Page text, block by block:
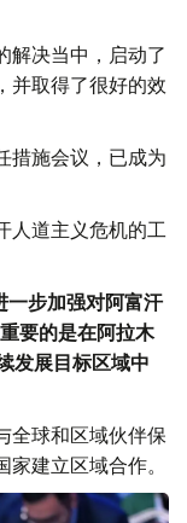
解决当中，启动了
并取得了很好的效
措施会议，已成为
人道主义危机的工
一步加强对阿富汗
要的是在阿拉木
发展目标区域中
全球和区域伙伴保
建立区域合作。